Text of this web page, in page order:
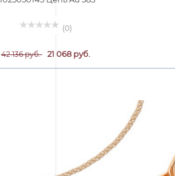
(0)
42 136 руб. 21 068 руб.